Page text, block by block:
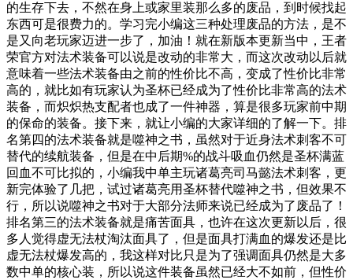
的生存下去，不然在身上或家里装那么多的废品，到时候找起
东西可是很费力的。学习完小编这三种处理废品的方法，是不
是又向老玩家迈进一步了，加油！就在新版本更新当中，王者
荣官方对法术装备可以说是改动的非常大，而这次改动以后就
意味着一些法术装备由之前的性价比不高，变成了性价比非常
高的，就比如有玩家认为圣杯已经成为了性价比非常高的法术
装备，而炽炽热支配者也成了一件神器，算是很多玩家前中期
的保命的装备。接下来，就让小编的大家详细的了解一下。排
名第四的法术装备就是噬神之书，虽然对于近身法术刺客不可
替代的续航装备，但是在中后期%的战斗吸血仍然是圣杯满蓝
回血不可比拟的，小编我中单主玩诸葛亮司马懿法术刺客，更
新完体验了几把，试过诸葛亮用圣杯替代噬神之书，但效果不
行，所以说噬神之书对于大部分法师来说已经成为了废品了！
排名第三的法术装备就是痛苦面具，也许在这次更新以后，很
多人觉得虚无法杖淘汰面具了，但是面具打满血的爆发还是比
虚无法杖爆发高的，我这样对比只是为了强调面具仍然是大多
数中单的核心装，所以说这件装备虽然已经大不如前，但性价